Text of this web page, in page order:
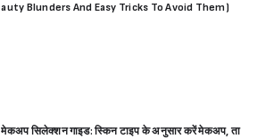
auty Blunders And Easy Tricks To Avoid Them)
मेकअप सिलेक्शन गाइड: स्किन टाइप के अनुसार करें मेकअप, ता